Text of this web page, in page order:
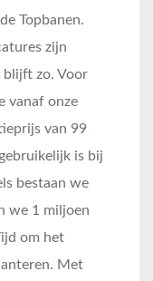
Topbanen.
zijn
blijft zo. Voor
vanaf onze
van 99
is bij
bestaan we
we 1 miljoen
om het
Met